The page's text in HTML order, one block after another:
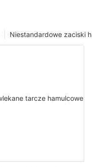
Niestandardowe zaciski